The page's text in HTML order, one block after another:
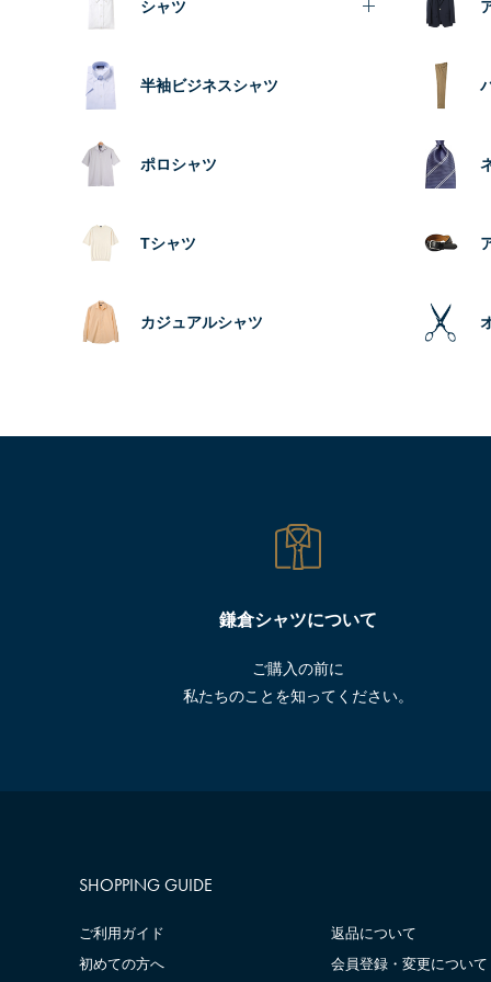
シャツ
半袖ビジネスシャツ
ポロシャツ
Tシャツ
カジュアルシャツ
鎌倉シャツについて
ご購入の前に
私たちのことを知ってください。
SHOPPING GUIDE
ご利用ガイド
初めての方へ
返品について
会員登録・変更について